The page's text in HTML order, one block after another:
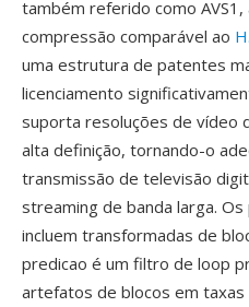
também referido como AVS1,
compressão comparável ao
uma estrutura de patentes
licenciamento
suporta resoluções de vídeo
alta definição, tornando-o
transmissão de televisão
streaming de banda larga.
incluem transformadas de
predicao é um filtro de loop
artefatos de blocos em